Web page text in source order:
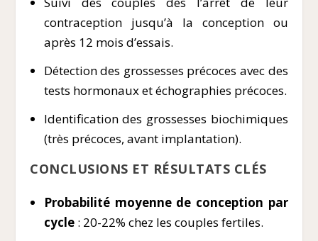
contraception jusqu’à la conception ou
après 12 mois d’essais.
Détection des grossesses précoces avec des
tests hormonaux et échographies précoces.
Identification des grossesses biochimiques
(très précoces, avant implantation).
CONCLUSIONS ET RÉSULTATS CLÉS
Probabilité moyenne de conception par
cycle: 20-22% chez les couples fertiles.